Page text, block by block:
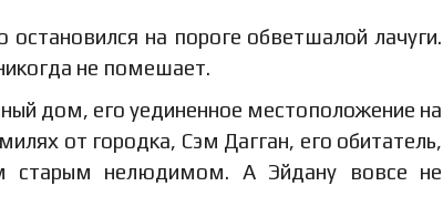
на пороге обветшалой лачуги.
не помешает.
дом, его уединенное местоположение на
от городка, Сэм Дагган, его обитатель,
старым нелюдимом. А Эйдану вовсе не